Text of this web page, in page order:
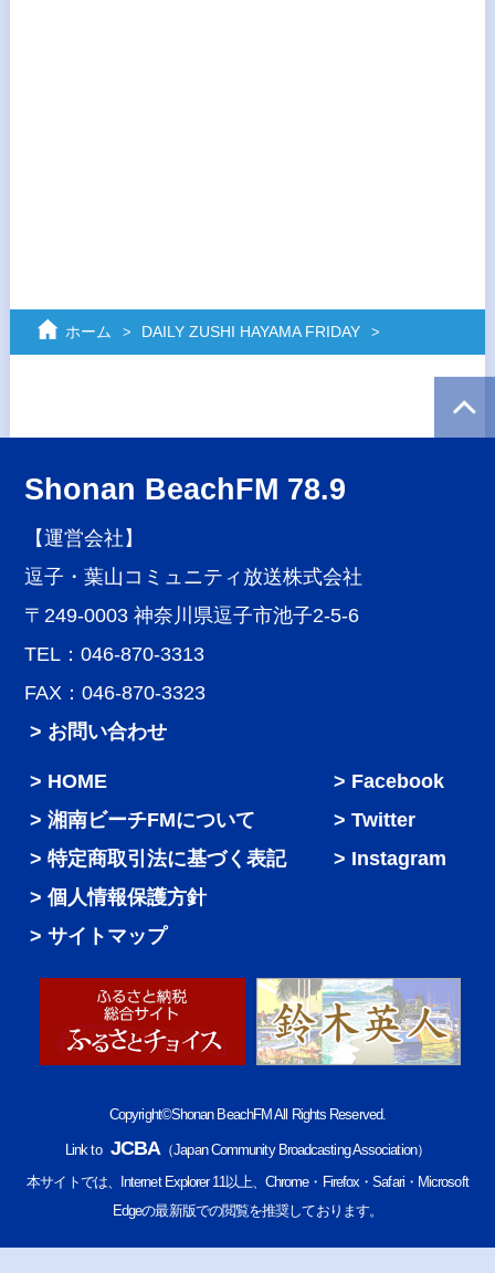
ホーム DAILY ZUSHI HAYAMA FRIDAY
Shonan BeachFM 78.9
【運営会社】
逗子・葉山コミュニティ放送株式会社
〒249-0003 神奈川県逗子市池子2-5-6
TEL：046-870-3313
FAX：046-870-3323
> お問い合わせ
HOME
湘南ビーチFMについて
特定商取引法に基づく表記
個人情報保護方針
サイトマップ
Facebook
Twitter
Instagram
Copyright©Shonan BeachFM All Rights Reserved.
Link to JCBA（Japan Community Broadcasting Association）
本サイトでは、Internet Explorer 11以上、Chrome・Firefox・Safari・Microsoft
Edgeの最新版での閲覧を推奨しております。